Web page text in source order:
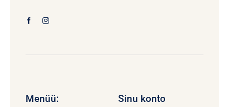
Menüü: Sinu konto